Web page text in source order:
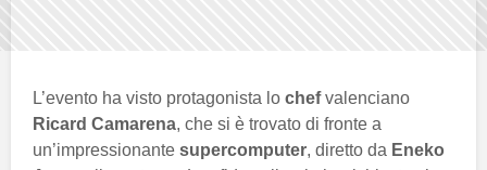
L’evento ha visto protagonista lo chefvalenciano
Ricard Camarena, che si è trovato di fronte a
un’impressionante supercomputer, diretto da Eneko